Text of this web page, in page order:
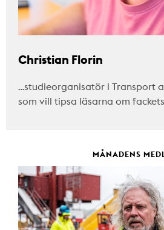
Christian Florin
…studieorganisatör i Transport
som vill tipsa läsarna om
MÅNADENS